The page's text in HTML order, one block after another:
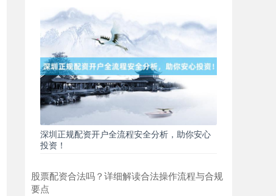
北证50 1134.24
创业板指 3563.12 +47.56 +1.35%
深圳正规配资开户全流程安全分析，助你安心
投资！
股票配资合法吗？详细解读合法操作流程与合规
要点